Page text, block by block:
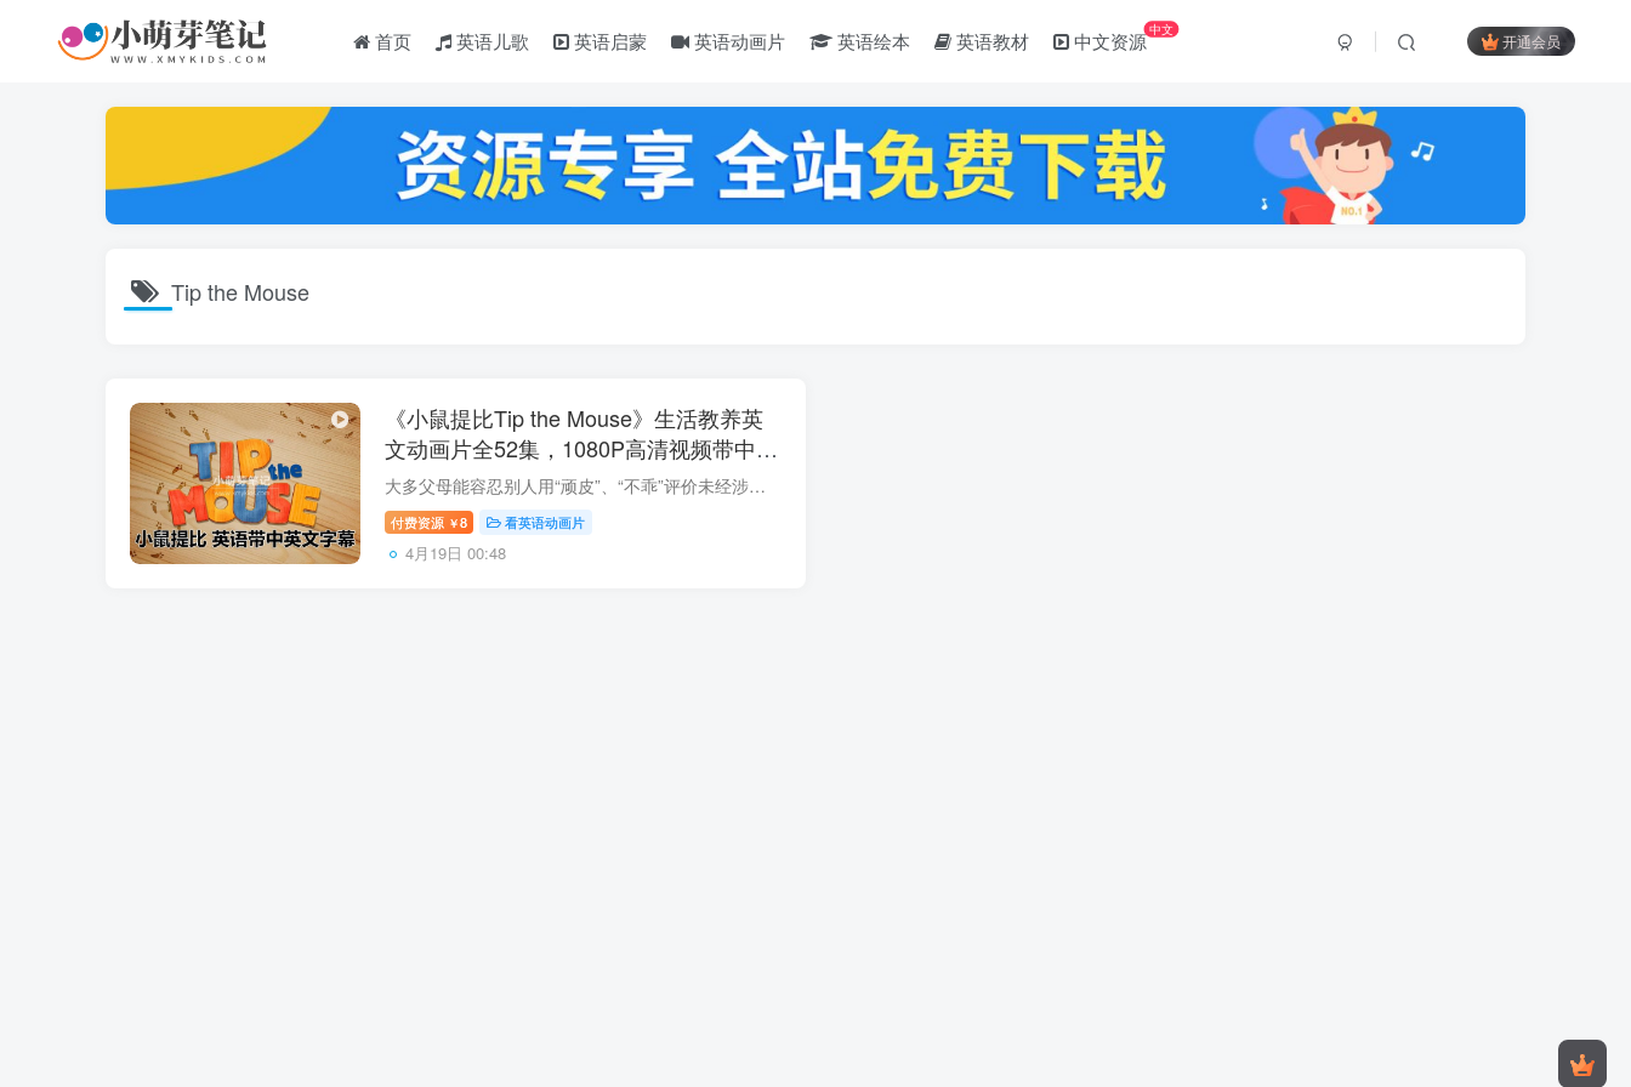
首页 英语儿歌 英语启蒙 英语动画片 英语绘本 英语教材 中文资源中文
开通会员
Tip the Mouse
《小鼠提比Tip the Mouse》生活教养英
文动画片全52集，1080P高清视频带中英
文字幕，百度云网盘下载！
大多父母能容忍别人用“顽皮”、“不乖”评价未经涉世的孩子，却不能忍受孩子被贴上“没教养”、“没家教”的标签。因为后者不仅否定孩子，还把矛头指向疏于管教、教子无方的父母。 相比识字、...
付费资源 ￥8 看英语动画片
4月19日 00:48